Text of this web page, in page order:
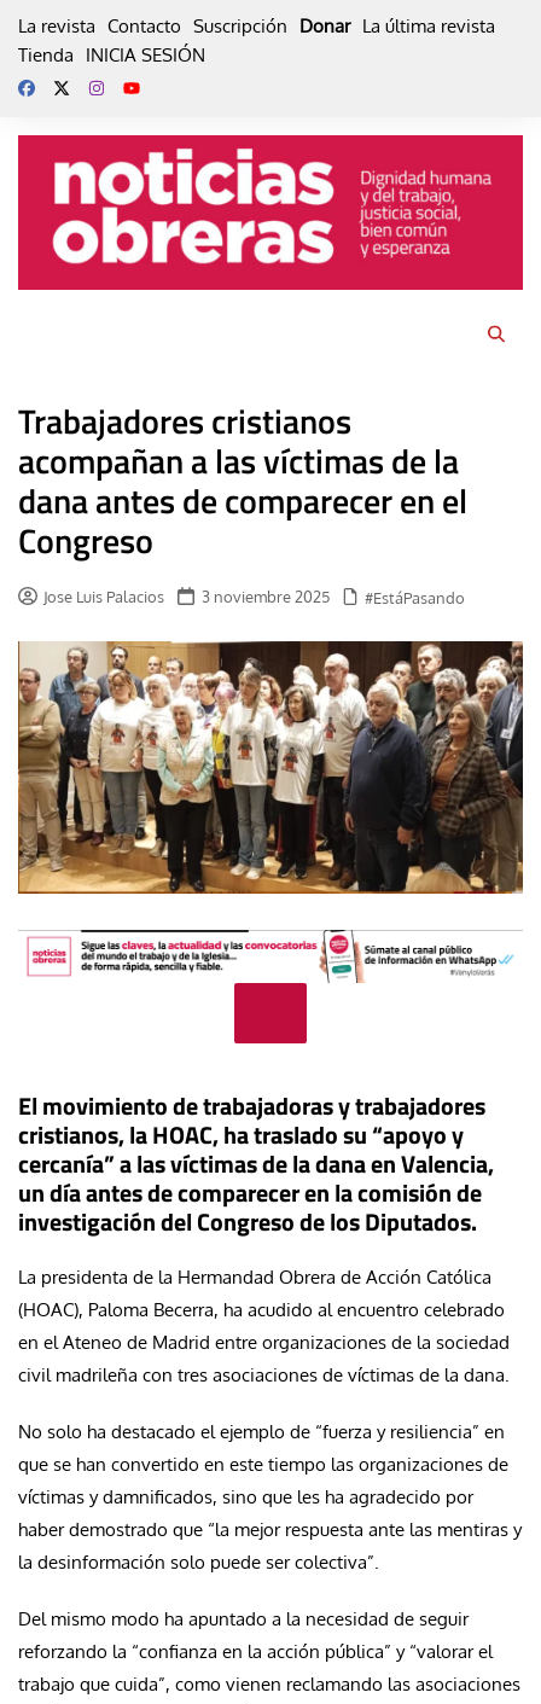
La revista Contacto Suscripción Donar La última revista
Tienda
INICIA SESIÓN
Trabajadores cristianos
acompañan a las víctimas de la
dana antes de comparecer en el
Congreso
Jose Luis Palacios 3 noviembre 2025 #EstáPasando
El movimiento de trabajadoras y trabajadores
cristianos, la HOAC, ha traslado su “apoyo y
cercanía” a las víctimas de la dana en Valencia,
un día antes de comparecer en la comisión de
investigación del Congreso de los Diputados.
La presidenta de la Hermandad Obrera de Acción Católica
(HOAC), Paloma Becerra, ha acudido al encuentro celebrado
en el Ateneo de Madrid entre organizaciones de la sociedad
civil madrileña con tres asociaciones de víctimas de la dana.
No solo ha destacado el ejemplo de “fuerza y resiliencia” en
que se han convertido en este tiempo las organizaciones de
víctimas y damnificados, sino que les ha agradecido por
haber demostrado que “la mejor respuesta ante las mentiras y
la desinformación solo puede ser colectiva”.
Del mismo modo ha apuntado a la necesidad de seguir
reforzando la “confianza en la acción pública” y “valorar el
trabajo que cuida”, como vienen reclamando las asociaciones